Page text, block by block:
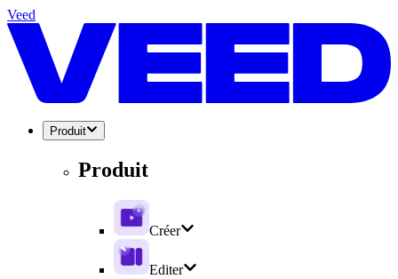
Veed
Produit
Produit
Créer
Editer